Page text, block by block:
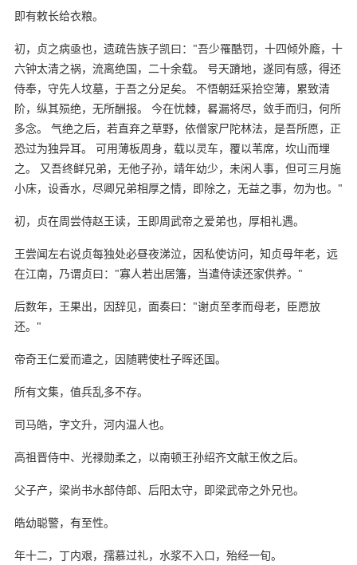
即有敕长给衣粮。
初，贞之病亟也，遗疏告族子凯曰："吾少罹酷罚，十四倾外廕，十
六钟太清之祸，流离绝国，二十余载。 号天蹐地，遂同有感，得还
侍奉，守先人坟墓，于吾之分足矣。 不悟朝廷采拾空薄，累致清
阶，纵其殒绝，无所酬报。 今在忧棘，晷漏将尽，敛手而归，何所
多念。 气绝之后，若直弃之草野，依僧家尸陀林法，是吾所愿，正
恐过为独异耳。 可用薄板周身，载以灵车，覆以苇席，坎山而埋
之。 又吾终鲜兄弟，无他子孙，靖年幼少，未闲人事，但可三月施
小床，设香水，尽卿兄弟相厚之情，即除之，无益之事，勿为也。"
初，贞在周尝侍赵王读，王即周武帝之爱弟也，厚相礼遇。
王尝闻左右说贞每独处必昼夜涕泣，因私使访问，知贞母年老，远
在江南，乃谓贞曰："寡人若出居籓，当遣侍读还家供养。"
后数年，王果出，因辞见，面奏曰："谢贞至孝而母老，臣愿放
还。"
帝奇王仁爱而遣之，因随聘使杜子晖还国。
所有文集，值兵乱多不存。
司马皓，字文升，河内温人也。
高祖晋侍中、光禄勋柔之，以南顿王孙绍齐文献王攸之后。
父子产，梁尚书水部侍郎、后阳太守，即梁武帝之外兄也。
皓幼聪警，有至性。
年十二，丁内艰，孺慕过礼，水浆不入口，殆经一旬。